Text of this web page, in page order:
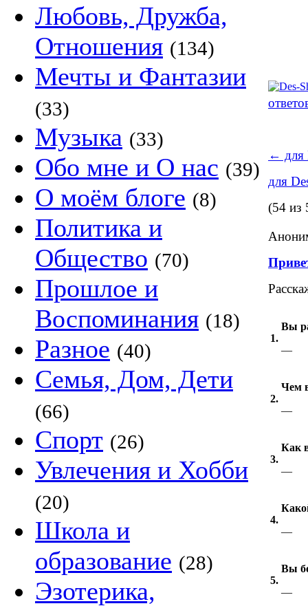
Любовь, Дружба,
Отношения (134)
Мечты и Фантазии
(33)
Музыка (33)
Обо мне и О нас (39)
О моём блоге (8)
Политика и
Общество (70)
Прошлое и
Воспоминания (18)
Разное (40)
Семья, Дом, Дети
(66)
Спорт (26)
Увлечения и Хобби
(20)
Школа и
образование (28)
Эзотерика,
← для
для
(54 из
1.
Вы
—
2.
Чем
—
3.
Как
—
4.
—
5.
Вы
—